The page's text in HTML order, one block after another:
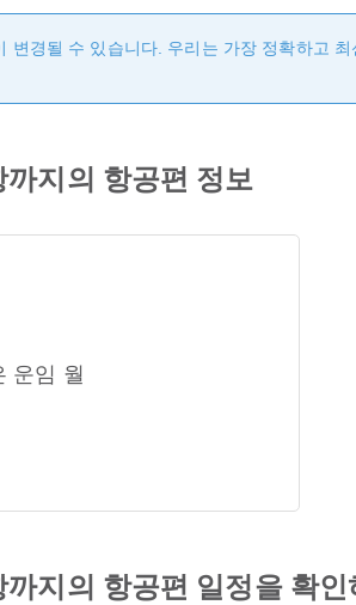
경될 수 있습니다. 우리는 가장 정확하고
지의 항공편 정보
운임 월
지의 항공편 일정을 확인